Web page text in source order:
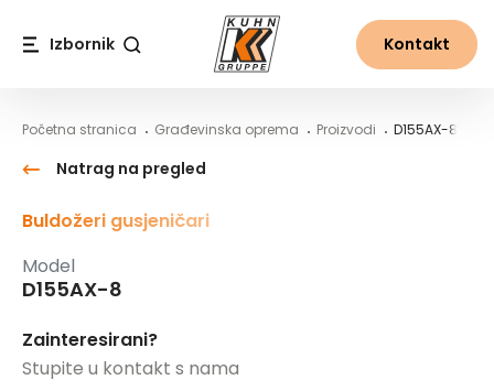
Izbornik Kontakt
Početna stranica Građevinska oprema Proizvodi D155AX-8
Natrag na pregled
Buldožeri gusjeničari
Model
D155AX-8
Zainteresirani?
Stupite u kontakt s nama